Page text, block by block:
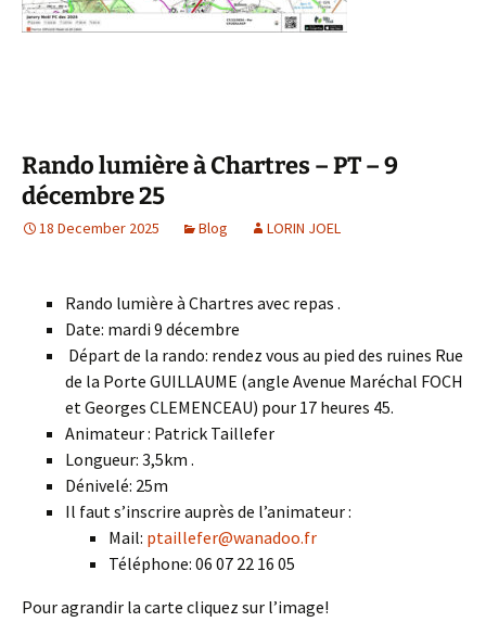
Rando lumière à Chartres – PT – 9
décembre 25
18 December 2025 Blog LORIN JOEL
Rando lumière à Chartres avec repas .
Date: mardi 9 décembre
Départ de la rando: rendez vous au pied des ruines Rue
de la Porte GUILLAUME (angle Avenue Maréchal FOCH
et Georges CLEMENCEAU) pour 17 heures 45.
Animateur : Patrick Taillefer
Longueur: 3,5km .
Dénivelé: 25m
Il faut s’inscrire auprès de l’animateur :
Mail: ptaillefer@wanadoo.fr
Téléphone: 06 07 22 16 05
Pour agrandir la carte cliquez sur l’image!